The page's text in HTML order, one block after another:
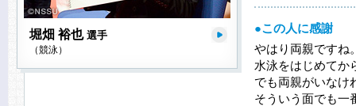
堀畑 裕也 選手
（競泳）
●この人に感謝
やはり両親ですね
水泳をはじめてか
でも両親がいなけ
そういう面でも一